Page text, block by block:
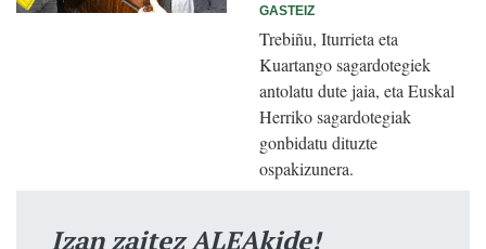
GASTEIZ
Trebiñu, Iturrieta eta
Kuartango sagardotegiek
antolatu dute jaia, eta Euskal
Herriko sagardotegiak
gonbidatu dituzte
ospakizunera.
Izan zaitez ALEAkide!